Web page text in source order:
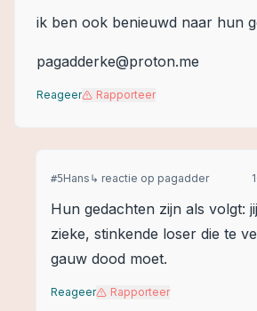
ik ben ook benieuwd naar hun
pagadderke@proton.me
Reageer Rapporteer
#5Hans ↳ reactie op pagadder
Hun gedachten zijn als volgt:
zieke, stinkende loser die te
gauw dood moet.
Reageer Rapporteer